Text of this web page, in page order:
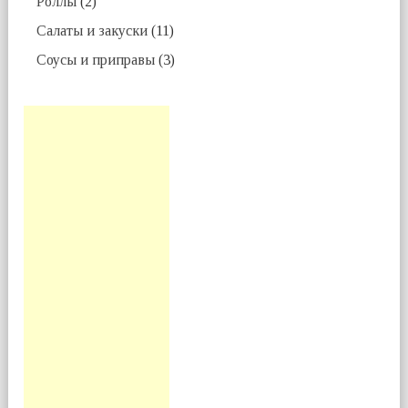
Салаты и закуски (11)
Соусы и приправы (3)